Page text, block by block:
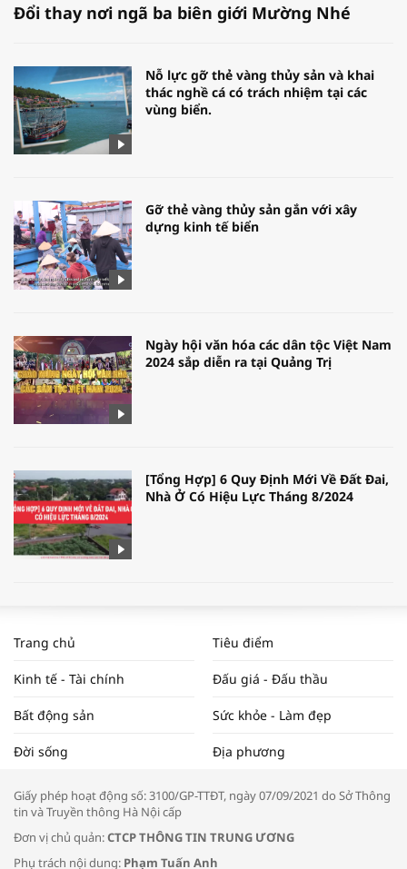
Đổi thay nơi ngã ba biên giới Mường Nhé
Nỗ lực gỡ thẻ vàng thủy sản và khai
thác nghề cá có trách nhiệm tại các
vùng biển.
Gỡ thẻ vàng thủy sản gắn với xây
dựng kinh tế biển
Ngày hội văn hóa các dân tộc Việt Nam
2024 sắp diễn ra tại Quảng Trị
[Tổng Hợp] 6 Quy Định Mới Về Đất Đai,
Nhà Ở Có Hiệu Lực Tháng 8/2024
NAM NĂM 2024 VÀ NĂM 2025 | NHỊP
ĐẬP THỊ TRƯỜNG #62
Tọa đàm “Xúc tiến thương mại: Khơi
Trang chủ Tiêu điểm
Kinh tế - Tài chính Đấu giá - Đấu thầu
Bất động sản Sức khỏe - Làm đẹp
Đời sống Địa phương
Giấy phép hoạt động số: 3100/GP-TTĐT, ngày 07/09/2021 do Sở Thông
tin và Truyền thông Hà Nội cấp
Đơn vị chủ quản:CTCP THÔNG TIN TRUNG ƯƠNG
Phụ trách nội dung: Phạm Tuấn Anh